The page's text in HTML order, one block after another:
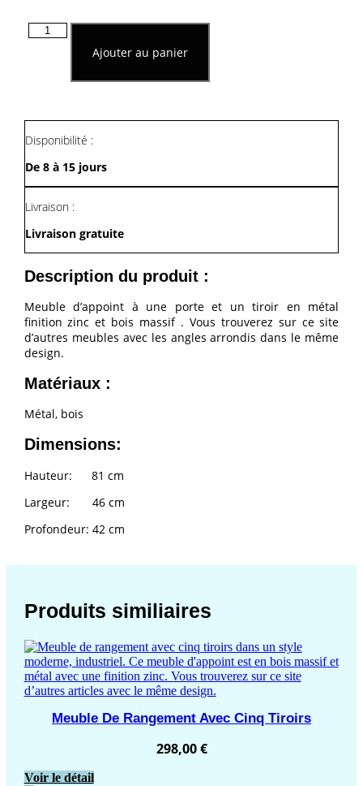
quantité
Un
Tiroir
Ajouter au panier
Disponibilité :
De 8 à 15 jours
Livraison :
Livraison gratuite
Description du produit :
Meuble d’appoint à une porte et un tiroir en métal
finition zinc et bois massif . Vous trouverez sur ce site
d’autres meubles avec les angles arrondis dans le même
design.
Matériaux :
Métal, bois
Dimensions:
Hauteur: 81 cm
Largeur: 46 cm
Profondeur: 42 cm
Produits similiaires
Meuble De Rangement Avec Cinq Tiroirs
298,00€
Voir le détail